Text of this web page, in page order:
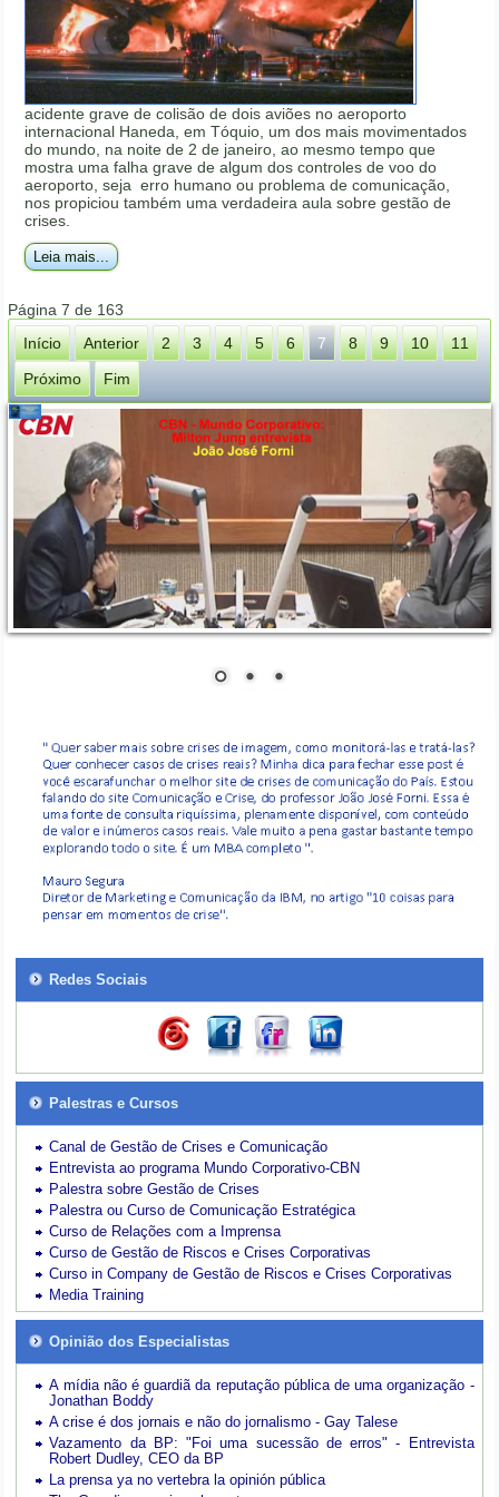
acidente grave de colisão de dois aviões no aeroporto
internacional Haneda, em Tóquio, um dos mais movimentados
do mundo, na noite de 2 de janeiro, ao mesmo tempo que
mostra uma falha grave de algum dos controles de voo do
aeroporto, seja erro humano ou problema de comunicação,
nos propiciou também uma verdadeira aula sobre gestão de
crises.
Leia mais...
Página 7 de 163
Início
Anterior 2 3 4 5 6 7 8 9 10
11
Próximo
Fim
Redes Sociais
Palestras e Cursos
Canal de Gestão de Crises e Comunicação
Entrevista ao programa Mundo Corporativo-CBN
Palestra sobre Gestão de Crises
Palestra ou Curso de Comunicação Estratégica
Curso de Relações com a Imprensa
Curso de Gestão de Riscos e Crises Corporativas
Curso in Company de Gestão de Riscos e Crises Corporativas
Media Training
Opinião dos Especialistas
A mídia não é guardiã da reputação pública de uma organização -
Jonathan Boddy
A crise é dos jornais e não do jornalismo - Gay Talese
Vazamento da BP: "Foi uma sucessão de erros" - Entrevista
Robert Dudley, CEO da BP
La prensa ya no vertebra la opinión pública